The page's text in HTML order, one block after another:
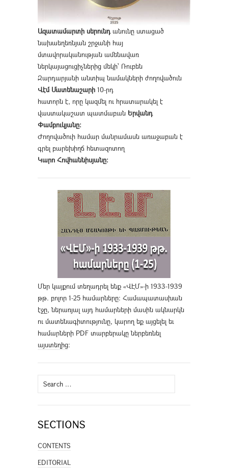
Ազատամարտի սերունդանունը ստացած
նախաեղեռնյան շրջանի հայ
մտավորականության ամենավառ
ներկայացուցիչներից մեկի՝ Ռուբեն
Զարդարյանի անտիպ նամակների ժողովածուն
Վէմ Մատենաշարի 10-րդ
հատորն է, որը կազմել ու հրատարակել է
վաստակաշատ պատմաբան Երվանդ
Փամբուկյանը։
Ժողովածուի համար մանրամասն առաջաբան է
գրել բարեխիղճ հետազոտող
Կարո Հովհաննիսյանը։
Մեր կայքում տեղադրել ենք «ՎԷՄ»-ի 1933-1939
թթ. բոլոր 1-25 համարները։ Համապատասխան
էջը, ներառյալ այդ համարների մասին ակնարկն
ու մատենագիտությունը, կարող եք այցելել եւ
համարների PDF տարբերակը ներբեռնել
այստեղից։
Search
for:
SECTIONS
CONTENTS
EDITORIAL